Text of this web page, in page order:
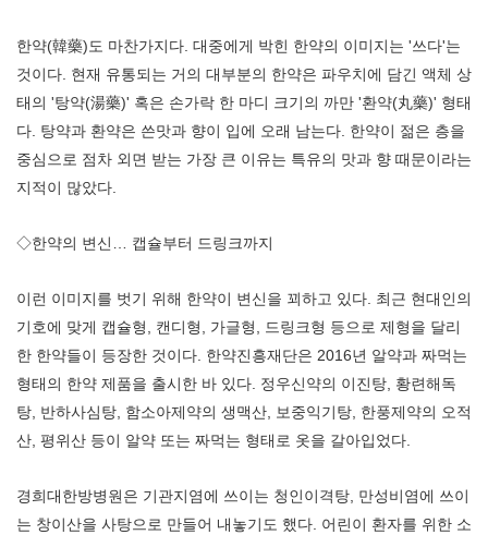
한약(韓藥)도 마찬가지다. 대중에게 박힌 한약의 이미지는 '쓰다'는
것이다. 현재 유통되는 거의 대부분의 한약은 파우치에 담긴 액체 상
태의 '탕약(湯藥)' 혹은 손가락 한 마디 크기의 까만 '환약(丸藥)' 형태
다. 탕약과 환약은 쓴맛과 향이 입에 오래 남는다. 한약이 젊은 층을
중심으로 점차 외면 받는 가장 큰 이유는 특유의 맛과 향 때문이라는
지적이 많았다.
◇한약의 변신… 캡슐부터 드링크까지
이런 이미지를 벗기 위해 한약이 변신을 꾀하고 있다. 최근 현대인의
기호에 맞게 캡슐형, 캔디형, 가글형, 드링크형 등으로 제형을 달리
한 한약들이 등장한 것이다. 한약진흥재단은 2016년 알약과 짜먹는
형태의 한약 제품을 출시한 바 있다. 정우신약의 이진탕, 황련해독
탕, 반하사심탕, 함소아제약의 생맥산, 보중익기탕, 한풍제약의 오적
산, 평위산 등이 알약 또는 짜먹는 형태로 옷을 갈아입었다.
경희대한방병원은 기관지염에 쓰이는 청인이격탕, 만성비염에 쓰이
는 창이산을 사탕으로 만들어 내놓기도 했다. 어린이 환자를 위한 소